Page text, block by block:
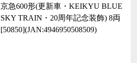
京急600形(更新車・KEIKYU BLUE
SKY TRAIN・20周年記念装飾) 8両
[50850](JAN:4946950508509)